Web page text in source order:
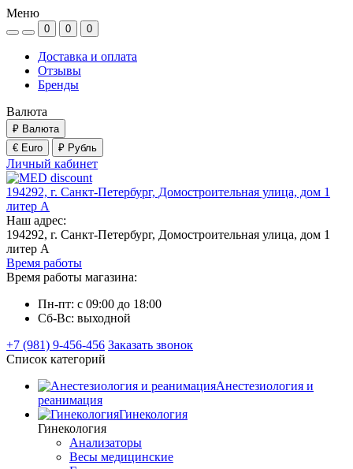
Меню
0 0 0
Доставка и оплата
Отзывы
Бренды
Валюта
₽ Валюта
€ Euro
₽ Рубль
Личный кабинет
194292, г. Санкт-Петербург, Домостроительная улица, дом 1
литер А
Наш адрес:
194292, г. Санкт-Петербург, Домостроительная улица, дом 1
литер А
Время работы
Время работы магазина:
Пн-пт: с 09:00 до 18:00
Сб-Вс: выходной
+7 (981) 9-456-456 Заказать звонок
Список категорий
Анестезиология и
реанимация
Гинекология
Гинекология
Анализаторы
Весы медицинские